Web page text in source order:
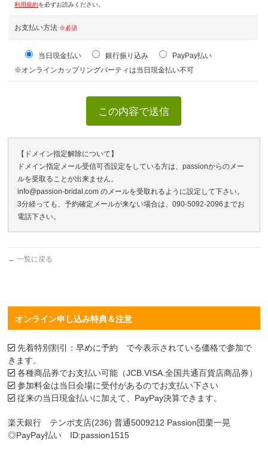
利用規約を必ずお読みください。
お支払い方法 ※必須
当日現金払い 銀行振り込み
PayPay払い
※オンラインカップリングパーティは当日現金払い不可
【ドメイン指定解除について】
ドメイン指定メール受信可否設定をしている方は、passionからのメー
ルを受取ることが出来ません。
info@passion-bridal.com のメールを受取れるように設定して下さい。
3分経っても、予約確定メールが来ない場合は、090-5092-2096までお
電話下さい。
← 一覧に戻る
オンライン申し込み特典＆注意
先着特別割引：早めに予約 で今表示されている価格で参加で
きます。
各種商品券でお支払い可能（JCB.VISA.全国共通百貨店商品券）
参加料金は当日会場に受付があるのでお支払い下さい
従来の当日現金払いに加えて、PayPay決算できます。
楽天銀行 テンポ支店(236) 普通5009212 Passion団栗一晃
◎PayPay払い ID:passion1515